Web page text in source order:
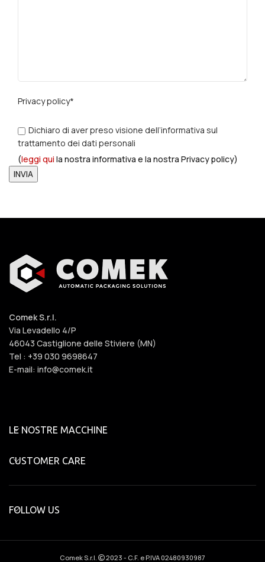
Privacy policy*
Dichiaro di aver preso visione dell’informativa sul
trattamento dei dati personali
(leggi qui la nostra informativa e la nostra Privacy policy)
Comek S.r.l.
Via Levadello 4/P
46043 Castiglione delle Stiviere (MN)
Tel : +39 030 9698647
E-mail: info@comek.it
LE NOSTRE MACCHINE
CUSTOMER CARE
FOLLOW US
Comek S.r.l. 2023 - C.F. e P.IVA 02480930987